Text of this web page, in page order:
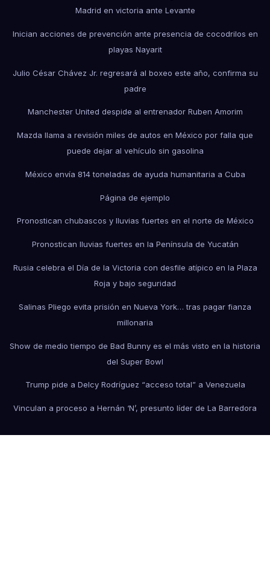
Madrid en victoria ante Levante
Inician acciones de prevención ante presencia de cocodrilos en
playas Nayarit
Julio César Chávez Jr. regresará al boxeo este año, confirma su
padre
Manchester United despide al entrenador Ruben Amorim
Mazda llama a revisión miles de autos en México por falla que
puede dejar al vehículo sin gasolina
México envía 814 toneladas de ayuda humanitaria a Cuba
Página de ejemplo
Pronostican chubascos y lluvias fuertes en el norte de México
Pronostican lluvias fuertes en la Península de Yucatán
Rusia celebra el Día de la Victoria con desfile atípico en la Plaza
Roja y bajo seguridad
Salinas Pliego evita prisión en Nueva York… tras pagar fianza
millonaria
Show de medio tiempo de Bad Bunny es el más visto en la historia
del Super Bowl
Trump pide a Delcy Rodríguez “acceso total” a Venezuela
Vinculan a proceso a Hernán ‘N’, presunto líder de La Barredora